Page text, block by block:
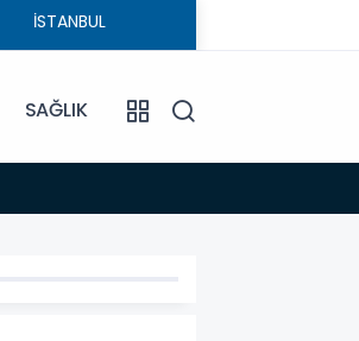
SAĞLIK